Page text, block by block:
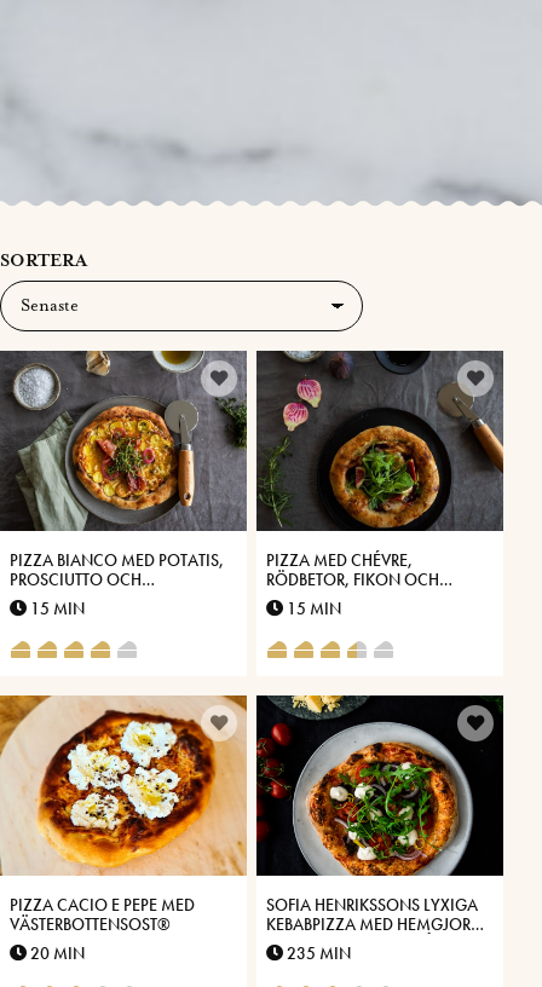
SORTERA
PIZZA BIANCO MED POTATIS,
PROSCIUTTO OCH
VÄSTERBOTTENSOST®
15 MIN
PIZZA MED CHÉVRE,
RÖDBETOR, FIKON OCH
VÄSTERBOTTENSOST®
15 MIN
PIZZA CACIO E PEPE MED
VÄSTERBOTTENSOST®
20 MIN
SOFIA HENRIKSSONS LYXIGA
KEBABPIZZA MED HEMGJORD
KEBAB OCH VITLÖKSSÅS MED
VÄSTERBOTTENSOST®
235 MIN